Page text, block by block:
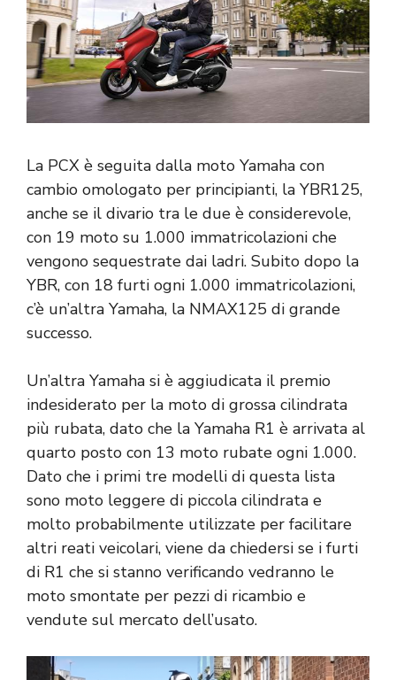
La PCX è seguita dalla moto Yamaha con
cambio omologato per principianti, la YBR125,
anche se il divario tra le due è considerevole,
con 19 moto su 1.000 immatricolazioni che
vengono sequestrate dai ladri. Subito dopo la
YBR, con 18 furti ogni 1.000 immatricolazioni,
c’è un’altra Yamaha, la NMAX125 di grande
successo.
Un’altra Yamaha si è aggiudicata il premio
indesiderato per la moto di grossa cilindrata
più rubata, dato che la Yamaha R1 è arrivata al
quarto posto con 13 moto rubate ogni 1.000.
Dato che i primi tre modelli di questa lista
sono moto leggere di piccola cilindrata e
molto probabilmente utilizzate per facilitare
altri reati veicolari, viene da chiedersi se i furti
di R1 che si stanno verificando vedranno le
moto smontate per pezzi di ricambio e
vendute sul mercato dell’usato.